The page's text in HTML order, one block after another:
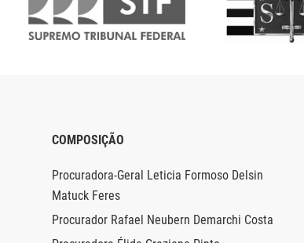
COMPOSIÇÃO
Procuradora-Geral Leticia Formoso Delsin
Matuck Feres
Procurador Rafael Neubern Demarchi Costa